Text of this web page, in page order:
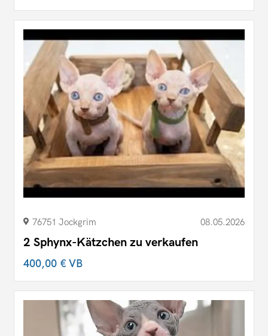
76751 Jockgrim 08.05.2026
2 Sphynx-Kätzchen zu verkaufen
400,00 €VB